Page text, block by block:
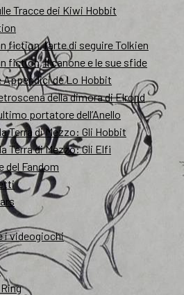
Tracce dei Kiwi Hobbit
fiction, l’arte di seguire Tolkien
fiction, il canone e le sue sfide
Appendici de Lo Hobbit
della dimora di Elrond
portatore dell’Anello
Terra di Mezzo: Gli Hobbit
Terra di Mezzo: Gli Elfi
del Fandom
i videogiochi